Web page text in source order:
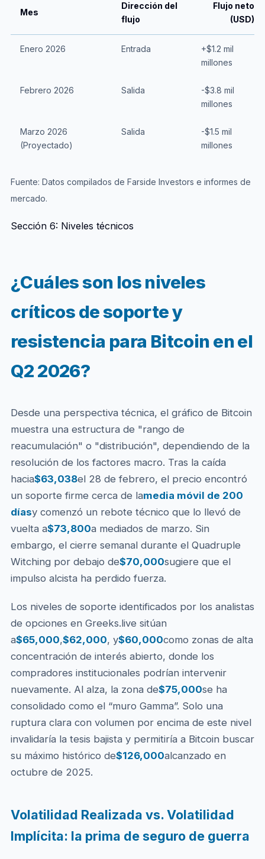
Mes
Dirección del
flujo
Flujo neto
(USD)
Enero 2026 Entrada
+$1.2 mil
millones
Febrero 2026 Salida
-$3.8 mil
millones
Marzo 2026
(Proyectado)
Salida
-$1.5 mil
millones
Fuente: Datos compilados de Farside Investors e informes de
mercado.
Sección 6: Niveles técnicos
¿Cuáles son los niveles
críticos de soporte y
resistencia para Bitcoin en el
Q2 2026?
Desde una perspectiva técnica, el gráfico de Bitcoin
muestra una estructura de "rango de
reacumulación" o "distribución", dependiendo de la
resolución de los factores macro. Tras la caída
hacia$63,038el 28 de febrero, el precio encontró
un soporte firme cerca de lamedia móvil de 200
díasy comenzó un rebote técnico que lo llevó de
vuelta a$73,800a mediados de marzo. Sin
embargo, el cierre semanal durante el Quadruple
Witching por debajo de$70,000sugiere que el
impulso alcista ha perdido fuerza.
Los niveles de soporte identificados por los analistas
de opciones en Greeks.live sitúan
a$65,000,$62,000, y$60,000como zonas de alta
concentración de interés abierto, donde los
compradores institucionales podrían intervenir
nuevamente. Al alza, la zona de$75,000se ha
consolidado como el “muro Gamma”. Solo una
ruptura clara con volumen por encima de este nivel
invalidaría la tesis bajista y permitiría a Bitcoin buscar
su máximo histórico de$126,000alcanzado en
octubre de 2025.
Volatilidad Realizada vs. Volatilidad
Implícita: la prima de seguro de guerra